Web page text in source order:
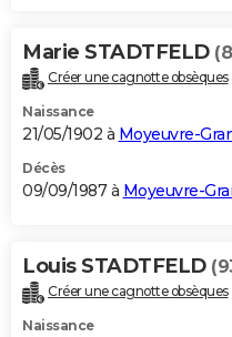
Marie STADTFELD
Créer une cagnotte obsèques
Naissance
21/05/1902 à Moyeuvre-
Décès
09/09/1987 à Moyeuvre-
Louis STADTFELD
Créer une cagnotte obsèques
Naissance